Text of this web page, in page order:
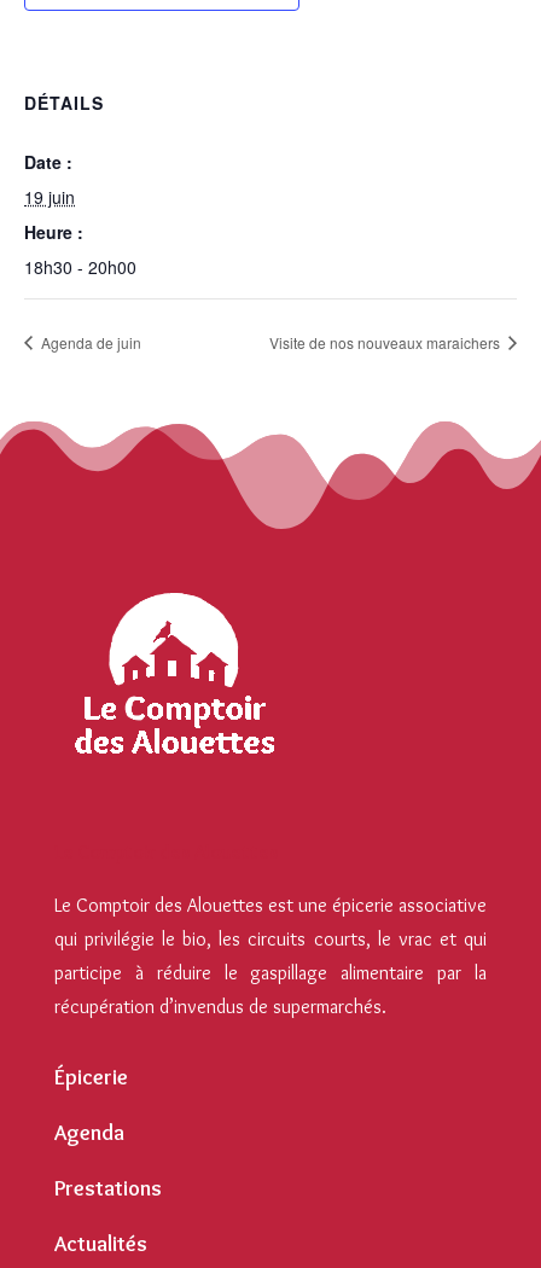
DÉTAILS
Date :
19 juin
Heure :
18h30 - 20h00
Agenda de juin Visite de nos nouveaux maraichers
Le Comptoir des Alouettes est une épicerie associative
qui privilégie le bio, les circuits courts, le vrac et qui
participe à réduire le gaspillage alimentaire par la
récupération d’invendus de supermarchés.
Épicerie
Agenda
Prestations
Actualités